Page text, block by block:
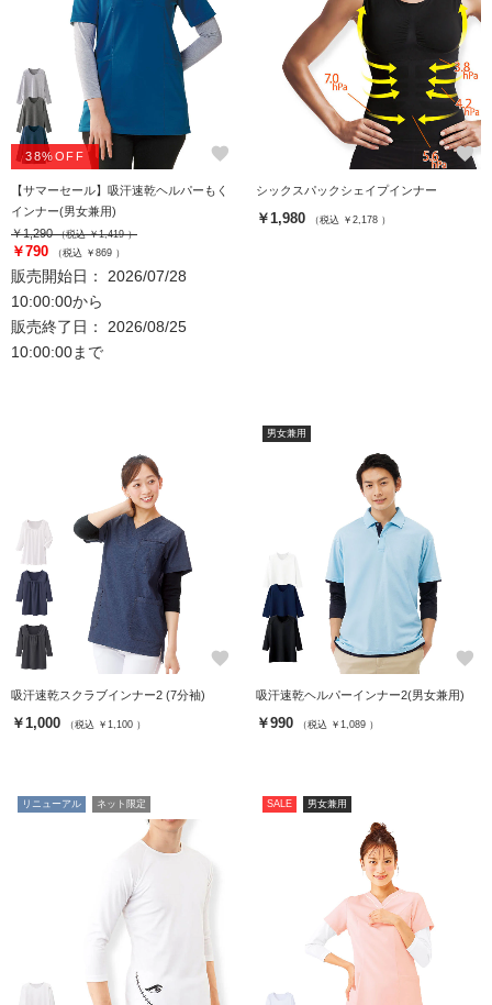
38%OFF favorite
【サマーセール】吸汗速乾ヘルパーもく
インナー(男女兼用)
￥1,290（税込 ￥1,419 ）
￥790 （税込 ￥869 ）
販売開始日： 2026/07/28
10:00:00から
販売終了日： 2026/08/25
10:00:00まで
favorite
シックスパックシェイプインナー
￥1,980 （税込 ￥2,178 ）
favorite
吸汗速乾スクラブインナー2 (7分袖)
￥1,000 （税込 ￥1,100 ）
男女兼用
favorite
吸汗速乾ヘルパーインナー2(男女兼用)
￥990 （税込 ￥1,089 ）
リニューアル ネット限定 SALE 男女兼用